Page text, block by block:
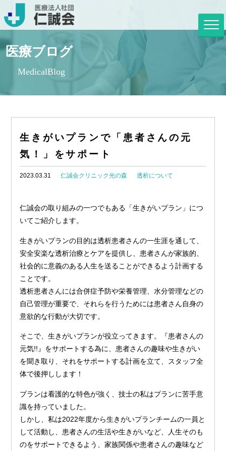
医療ブログ
MedicalBlog
生きがいプランで「患者さんの元
気！」をサポート
2023.03.31 仁誠会クリニック光の森 透析について
仁誠会の取り組みの一つでもある「生きがいプラン」につ
いてご紹介します。
生きがいプランの目的は透析患者さんの一生涯を通して、
安全安楽な透析治療とケアを提供し、患者さんが家族的、
社会的に意義のある人生を送ることができるよう計画する
ことです。
透析患者さんには合併症予防や栄養管理、水分管理などの
自己管理が重要で、それらを行うためには患者さん自身の
意欲的な行動が大切です。
そこで、生きがいプランが役立ってきます。『患者さんの
元気!!』をサポートする為に、患者さんの趣味や生きがい
を聞き取り、それをサポートする計画を立て、スタッフ全
体で後押しします！
プランは看護的な特色が強く、技士の私はプランに苦手意
識を持っていました。
しかし、私は2022年度から生きがいプランチームの一員と
して活動し、患者さんの生活や生きがいなど、人生そのも
のをサポートできるよう、家族関係や患者さんの趣味など